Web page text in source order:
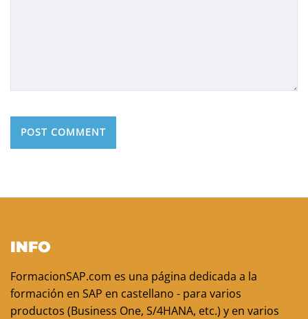
INFO
FormacionSAP.com es una página dedicada a la
formación en SAP en castellano - para varios
productos (Business One, S/4HANA, etc.) y en varios